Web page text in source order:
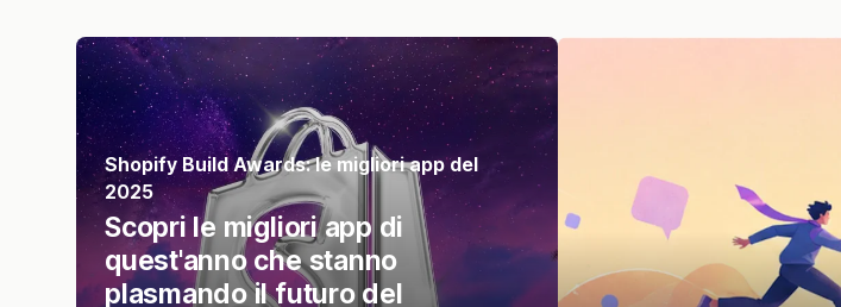
Shopify Build Awards: le migliori app del
2025
Scopri le migliori app di
quest'anno che stanno
plasmando il futuro del